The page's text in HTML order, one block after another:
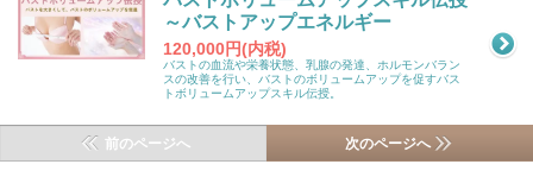
～バストアップエネルギー
120,000円(内税)
バストの血流や栄養状態、乳腺の発達、ホルモンバラン
スの改善を行い、バストのボリュームアップを促すバス
トボリュームアップスキル伝授。
前のページへ 次のページへ